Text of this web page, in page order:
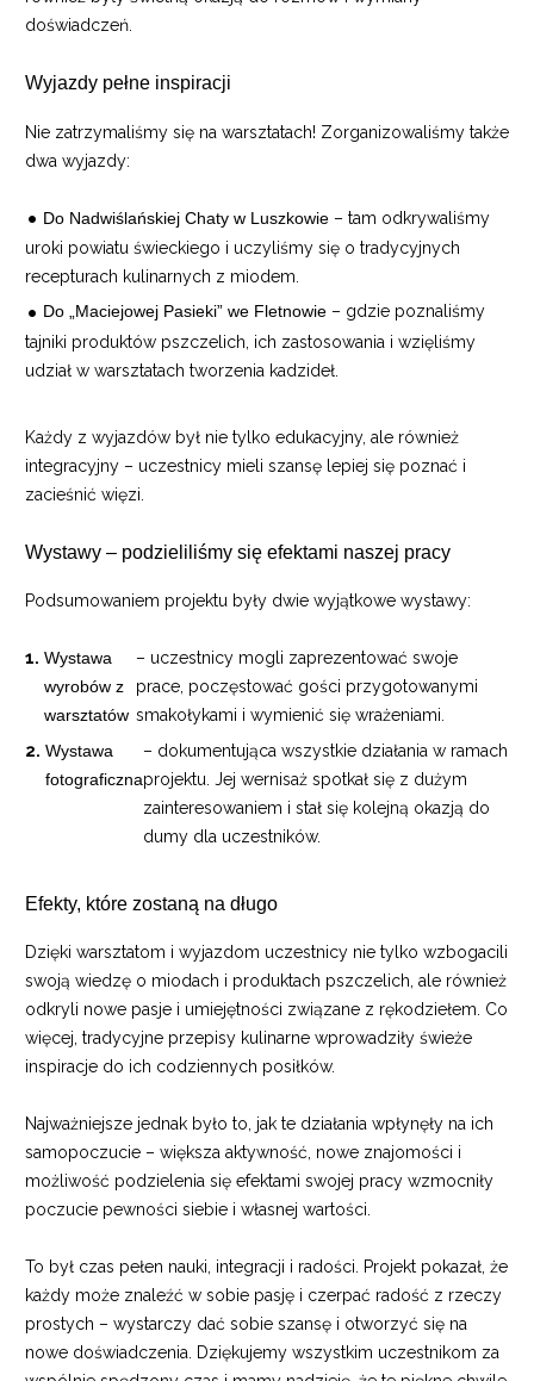
doświadczeń.
Wyjazdy pełne inspiracji
Nie zatrzymaliśmy się na warsztatach! Zorganizowaliśmy także
dwa wyjazdy:
Do Nadwiślańskiej Chaty w Luszkowie – tam odkrywaliśmy
uroki powiatu świeckiego i uczyliśmy się o tradycyjnych
recepturach kulinarnych z miodem.
Do „Maciejowej Pasieki” we Fletnowie – gdzie poznaliśmy
tajniki produktów pszczelich, ich zastosowania i wzięliśmy
udział w warsztatach tworzenia kadzideł.
Każdy z wyjazdów był nie tylko edukacyjny, ale również
integracyjny – uczestnicy mieli szansę lepiej się poznać i
zacieśnić więzi.
Wystawy – podzieliliśmy się efektami naszej pracy
Podsumowaniem projektu były dwie wyjątkowe wystawy:
Wystawa
wyrobów z
warsztatów
– uczestnicy mogli zaprezentować swoje
prace, poczęstować gości przygotowanymi
smakołykami i wymienić się wrażeniami.
Wystawa
fotograficzna
– dokumentująca wszystkie działania w ramach
projektu. Jej wernisaż spotkał się z dużym
zainteresowaniem i stał się kolejną okazją do
dumy dla uczestników.
Efekty, które zostaną na długo
Dzięki warsztatom i wyjazdom uczestnicy nie tylko wzbogacili
swoją wiedzę o miodach i produktach pszczelich, ale również
odkryli nowe pasje i umiejętności związane z rękodziełem. Co
więcej, tradycyjne przepisy kulinarne wprowadziły świeże
inspiracje do ich codziennych posiłków.
Najważniejsze jednak było to, jak te działania wpłynęły na ich
samopoczucie – większa aktywność, nowe znajomości i
możliwość podzielenia się efektami swojej pracy wzmocniły
poczucie pewności siebie i własnej wartości.
To był czas pełen nauki, integracji i radości. Projekt pokazał, że
każdy może znaleźć w sobie pasję i czerpać radość z rzeczy
prostych – wystarczy dać sobie szansę i otworzyć się na
nowe doświadczenia. Dziękujemy wszystkim uczestnikom za